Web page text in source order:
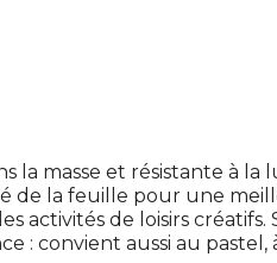
la masse et résistante à la
de la feuille pour une
activités de loisirs créatifs.
: convient aussi au pastel,